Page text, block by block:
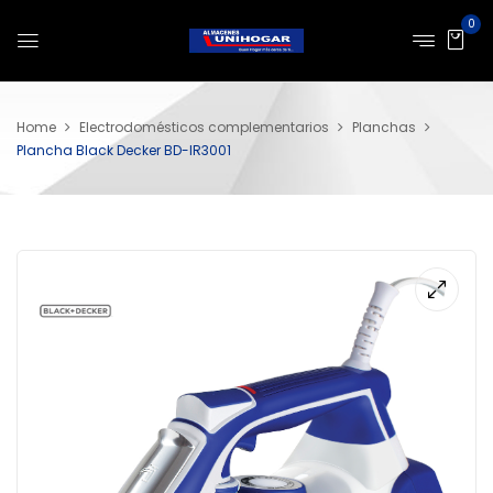
0
Home Electrodomésticos complementarios
Planchas
Plancha Black Decker BD-IR3001